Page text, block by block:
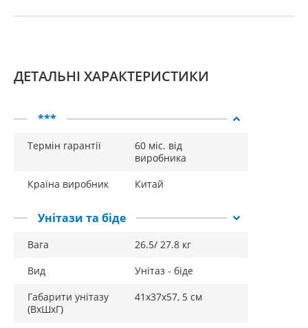
ДЕТАЛЬНІ ХАРАКТЕРИСТИКИ
***
Термін гарантії
60 міс. від
виробника
Країна виробник
Китай
Унітази та біде
Вага
26.5/ 27.8 кг
Вид
Унітаз - біде
Габарити унітазу
(ВхШхГ)
41х37х57, 5 см